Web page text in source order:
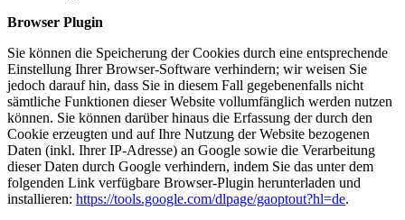
Browser Plugin
Sie können die Speicherung der Cookies durch eine entsprechende
Einstellung Ihrer Browser-Software verhindern; wir weisen Sie
jedoch darauf hin, dass Sie in diesem Fall gegebenenfalls nicht
sämtliche Funktionen dieser Website vollumfänglich werden nutzen
können. Sie können darüber hinaus die Erfassung der durch den
Cookie erzeugten und auf Ihre Nutzung der Website bezogenen
Daten (inkl. Ihrer IP-Adresse) an Google sowie die Verarbeitung
dieser Daten durch Google verhindern, indem Sie das unter dem
folgenden Link verfügbare Browser-Plugin herunterladen und
installieren: https://tools.google.com/dlpage/gaoptout?hl=de.